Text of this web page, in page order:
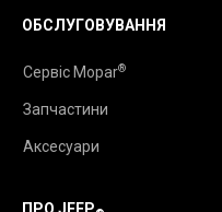
ОБСЛУГОВУВАННЯ
Сервіс Mopar®
Запчастини
Аксесуари